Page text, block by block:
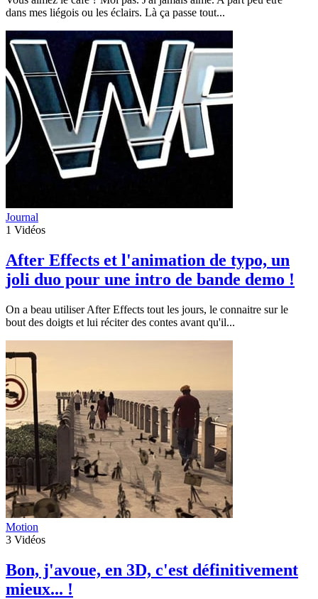
dans mes liégois ou les éclairs. Là ça passe tout...
Journal
1 Vidéos
After Effects et l'animation de typo, un
joli duo pour une intro de bande demo !
On a beau utiliser After Effects tout les jours, le connaitre sur le
bout des doigts et lui réciter des contes avant qu'il...
Motion
3 Vidéos
Bon, j'avoue, en 3D, c'est définitivement
mieux... !